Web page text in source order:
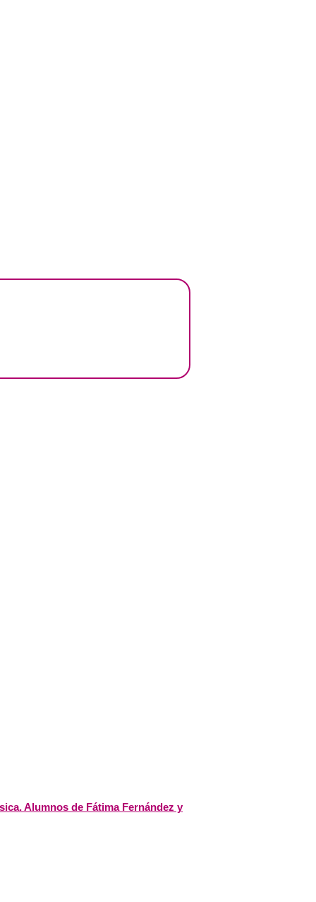
Alumnos de Fátima Fernández y